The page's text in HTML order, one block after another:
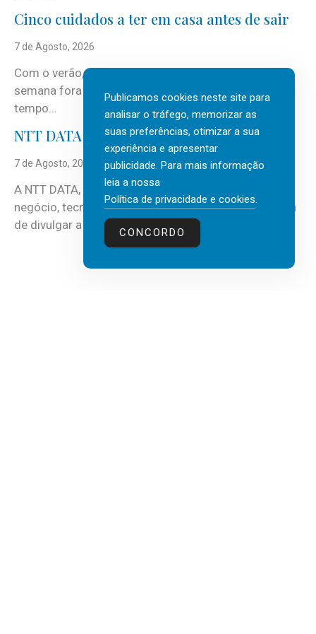
Cinco cuidados a ter em casa antes de sair
7 de Agosto, 2026
Com o verão, chegam também as férias, os fins-de-
semana fora e os dias em que a casa fica mais
tempo...
NTT DATA Insurtech Global Outlook 2026
7 de Agosto, 2026
A NTT DATA, consultora global em serviços de
negócio, tecnologia e inteligência artificial (IA), acaba
de divulgar a mais recente...
Publicamos cookies neste site para
analisar o tráfego, memorizar as
suas preferências, otimizar a sua
experiência e apresentar
publicidade. Para mais informação
leia a nossa
Política de privacidade e cookies.
CONCORDO